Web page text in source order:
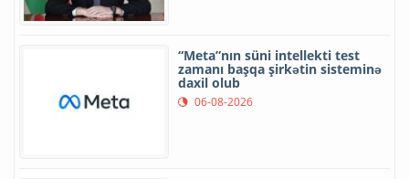
“Meta”nın süni intellekti test
zamanı başqa şirkətin sisteminə
daxil olub
06-08-2026